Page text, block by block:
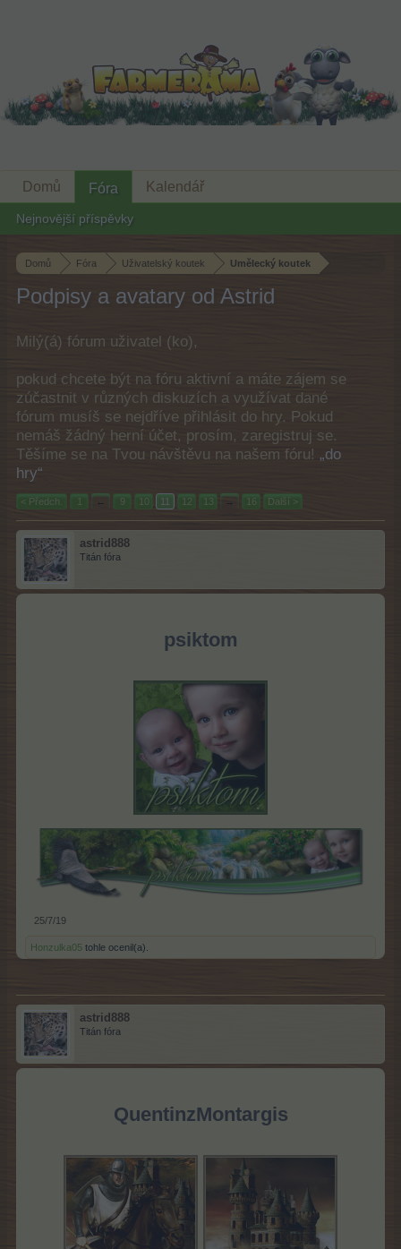
Domů Fóra Uživatelský koutek Umělecký koutek
Podpisy a avatary od Astrid
Milý(á) fórum uživatel (ko),
pokud chcete být na fóru aktivní a máte zájem se
zúčastnit v různých diskuzích a využívat dané
fórum musíš se nejdříve přihlásit do hry. Pokud
nemáš žádný herní účet, prosím, zaregistruj se.
Těšíme se na Tvou návštěvu na našem fóru! „do
hry“
< Předch. 1 ← 9 10 11 12 13 → 16 Další >
astrid888
Titán fóra
psiktom
25/7/19
Honzulka05 tohle ocenil(a).
astrid888
Titán fóra
QuentinzMontargis
Domů Fóra
Nejnovější příspěvky
Kalendář